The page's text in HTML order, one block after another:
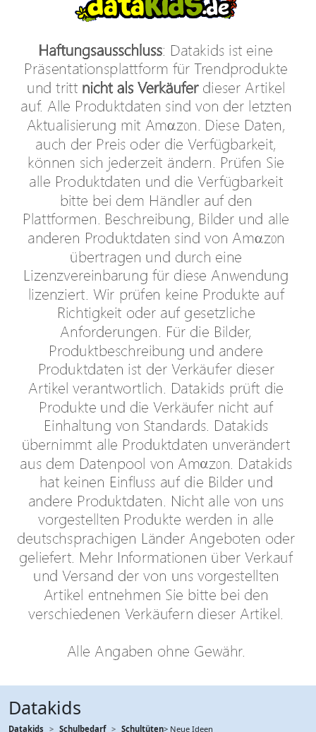
Datakids
Datakids Schulbedarf Schultüten> Neue Ideen